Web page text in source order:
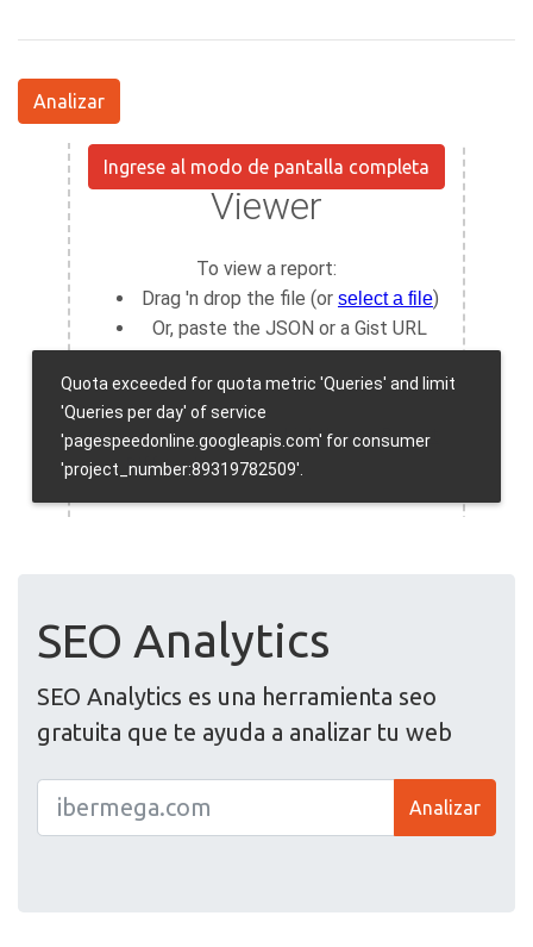
Analizar
Ingrese al modo de pantalla completa
SEO Analytics
SEO Analytics es una herramienta seo
gratuita que te ayuda a analizar tu web
Analizar